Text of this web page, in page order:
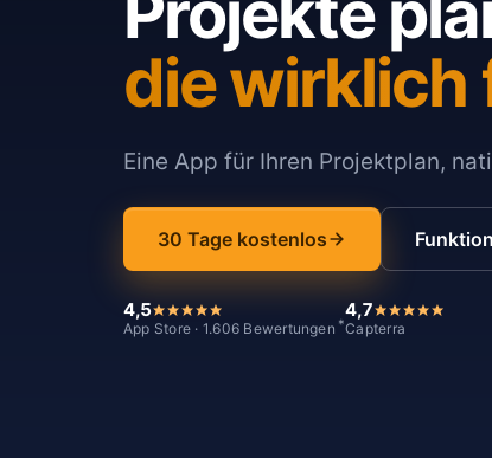
die wirklich
Eine App für Ihren Projektplan,
30 Tage kostenlos
4,5
App Store · 1.606 Bewertungen *
4,7
Capterra